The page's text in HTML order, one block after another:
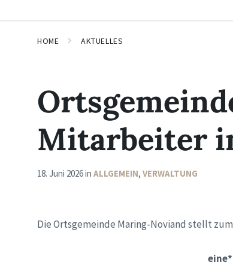
HOME AKTUELLES
Mitarbeiter
18. Juni 2026in ALLGEMEIN, VERWALTUNG
Die Ortsgemeinde Maring-Noviand stellt